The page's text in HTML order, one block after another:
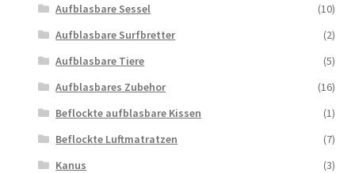
Aufblasbare Sessel
(10)
Aufblasbare Surfbretter
(2)
Aufblasbare Tiere
(5)
Aufblasbares Zubehor
(16)
Beflockte aufblasbare Kissen
(1)
Beflockte Luftmatratzen
(7)
Kanus
(3)